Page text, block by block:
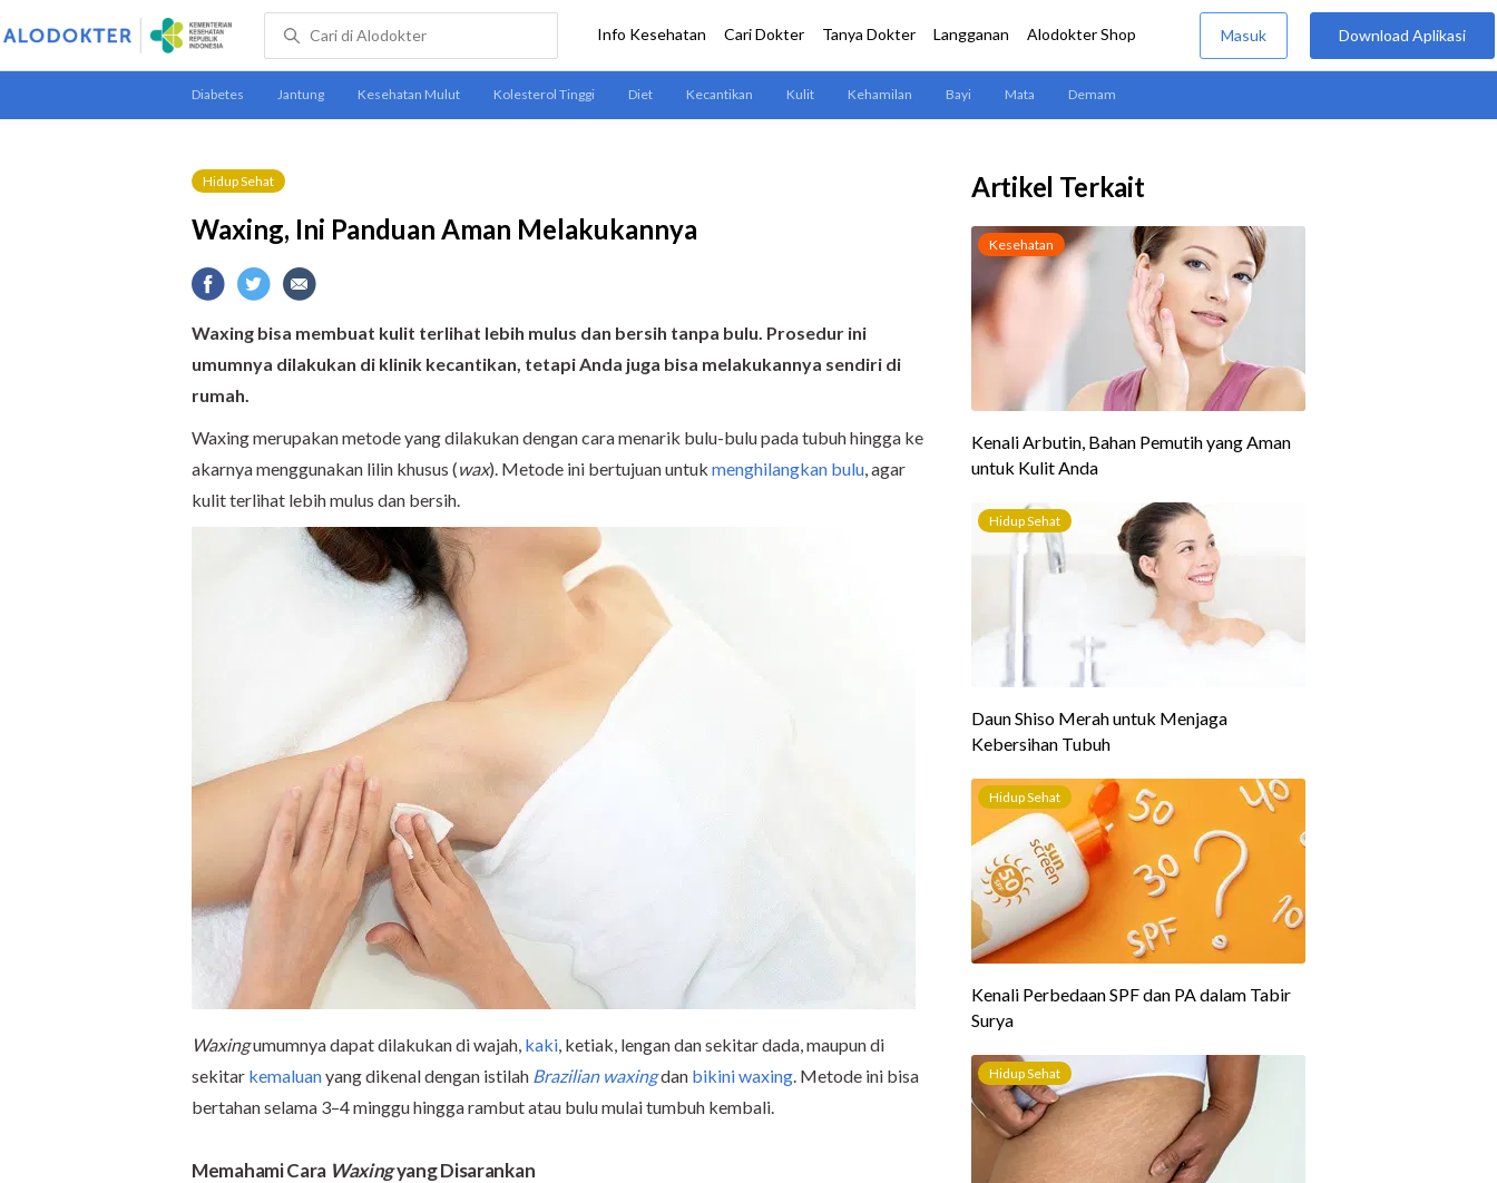
Hidup Sehat
Waxing, Ini Panduan Aman Melakukannya
Waxing bisa membuat kulit terlihat lebih mulus dan bersih tanpa bulu. Prosedur ini
umumnya dilakukan di klinik kecantikan, tetapi Anda juga bisa melakukannya sendiri di
rumah.
Waxing merupakan metode yang dilakukan dengan cara menarik bulu-bulu pada tubuh hingga ke
akarnya menggunakan lilin khusus (wax). Metode ini bertujuan untuk menghilangkan bulu, agar
kulit terlihat lebih mulus dan bersih.
Waxingumumnya dapat dilakukan di wajah, kaki, ketiak, lengan dan sekitar dada, maupun di
sekitar kemaluanyang dikenal dengan istilah Brazilian waxingdan bikini waxing. Metode ini bisa
bertahan selama 3–4 minggu hingga rambut atau bulu mulai tumbuh kembali.
Memahami Cara Waxingyang Disarankan
Artikel Terkait